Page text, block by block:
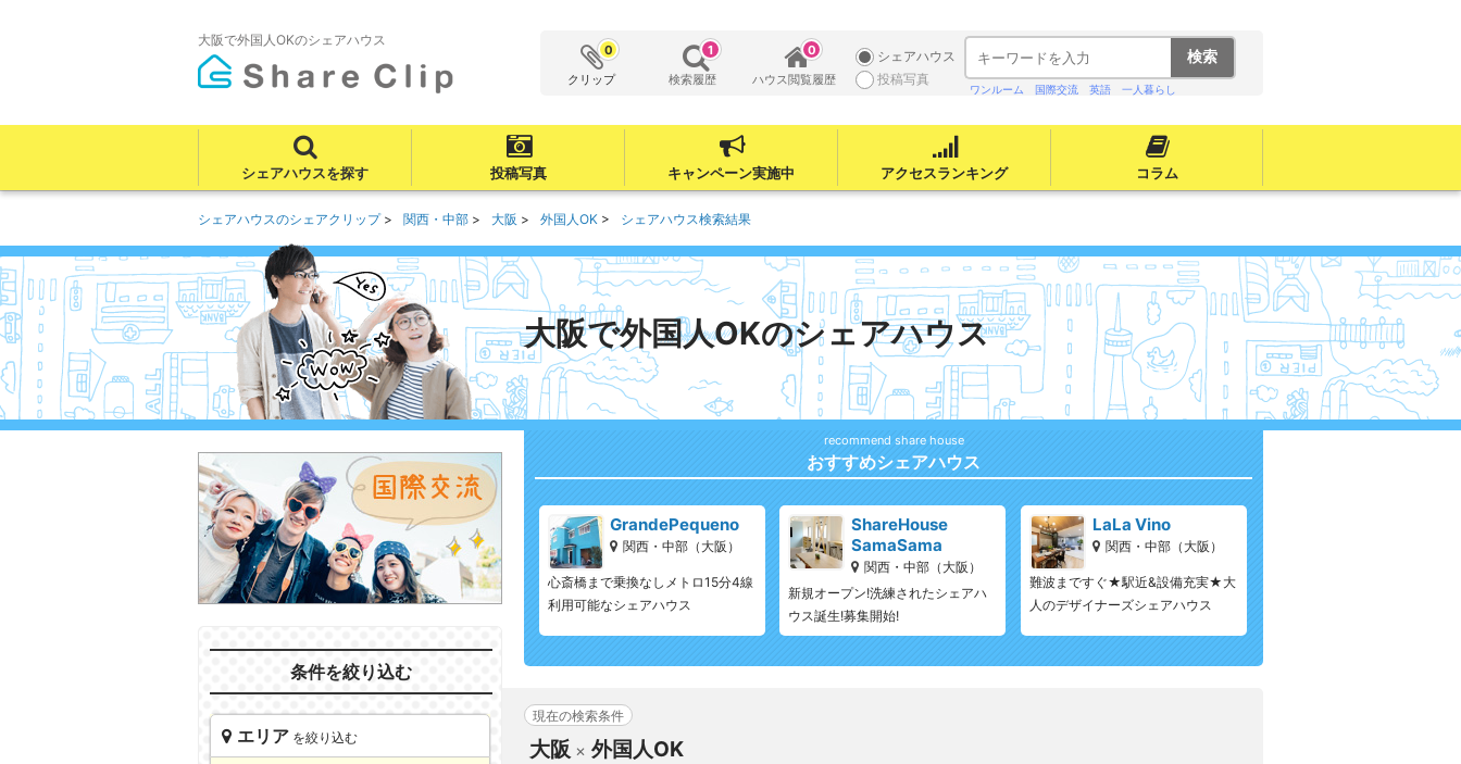
大阪で外国人OKのシェアハウス
クリップ
0
検索履歴
1
ハウス閲覧履歴
0
シェアハウス
投稿写真
ワンルーム 国際交流 英語 一人暮らし
シェアハウスを探す 投稿写真 キャンペーン実施中 アクセスランキング コラム
シェアハウスのシェアクリップ 関西・中部 大阪 外国人OK シェアハウス検索結果
大阪で外国人OKのシェアハウス
条件を絞り込む
エリア を絞り込む
おすすめシェアハウス
GrandePequeno
関西・中部（大阪）
心斎橋まで乗換なしメトロ15分4線
利用可能なシェアハウス
ShareHouse
SamaSama
関西・中部（大阪）
新規オープン!洗練されたシェアハ
ウス誕生!募集開始!
LaLa Vino
関西・中部（大阪）
難波まですぐ★駅近&設備充実★大
人のデザイナーズシェアハウス
現在の検索条件
大阪 外国人OK